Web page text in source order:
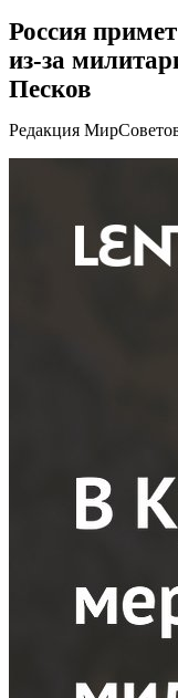
Россия
из-за
Песков
Редакция